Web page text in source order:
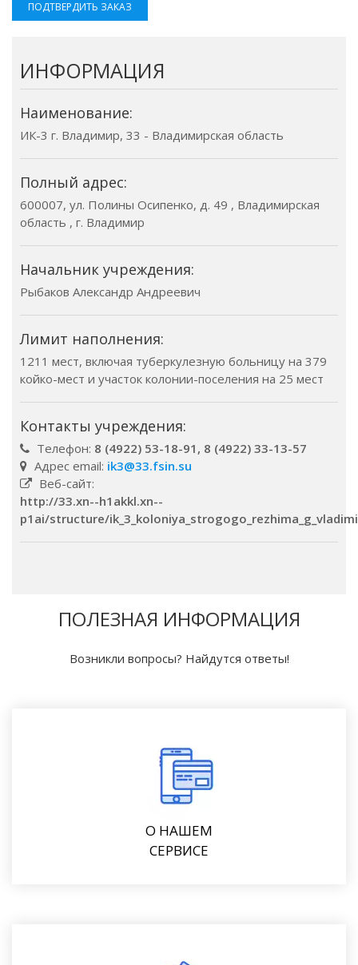
ПОДТВЕРДИТЬ ЗАКАЗ
ИНФОРМАЦИЯ
Наименование:
ИК-3 г. Владимир, 33 - Владимирская область
Полный адрес:
600007, ул. Полины Осипенко, д. 49 , Владимирская
область , г. Владимир
Начальник учреждения:
Рыбаков Александр Андреевич
Лимит наполнения:
1211 мест, включая туберкулезную больницу на 379
койко-мест и участок колонии-поселения на 25 мест
Контакты учреждения:
Телефон: 8 (4922) 53-18-91, 8 (4922) 33-13-57
Адрес email: ik3@33.fsin.su
Веб-сайт:
http://33.xn--h1akkl.xn--
p1ai/structure/
ПОЛЕЗНАЯ ИНФОРМАЦИЯ
Возникли вопросы? Найдутся ответы!
О НАШЕМ
СЕРВИСЕ